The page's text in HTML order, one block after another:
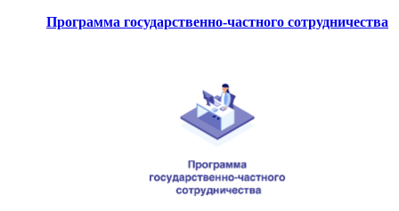
Программа государственно-частного сотрудничества